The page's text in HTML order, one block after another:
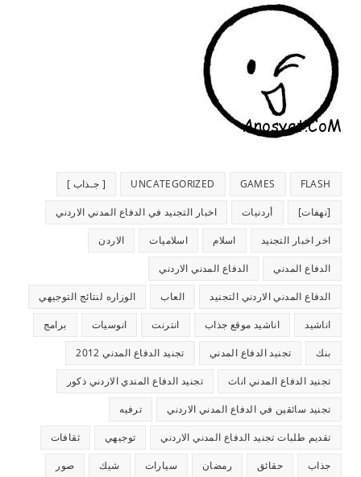
FLASH
GAMES
UNCATEGORIZED [ جـذاب ]
[نهفات] أردنيات اخبار التجنيد في الدفاع المدني الاردني
اخر اخبار التجنيد اسلام اسلاميات الاردن
الدفاع المدني الدفاع المدني الاردني
الدفاع المدني الاردني التجنيد العاب الوزاره لنتائج التوجيهي
اناشيد اناشيد موقع جذاب انترنت انوسيات برامج
بنك تجنيد الدفاع المدني تجنيد الدفاع المدني 2012
تجنيد الدفاع المدني اناث تجنيد الدفاع المندي الاردني ذكور
تجنيد سائقين في الدفاع المدني الاردني ترفيه
تقديم طلبات تجنيد الدفاع المدني الاردني توجيهي ثقافات
جذاب حقائق رمضان سيارات شيك صور